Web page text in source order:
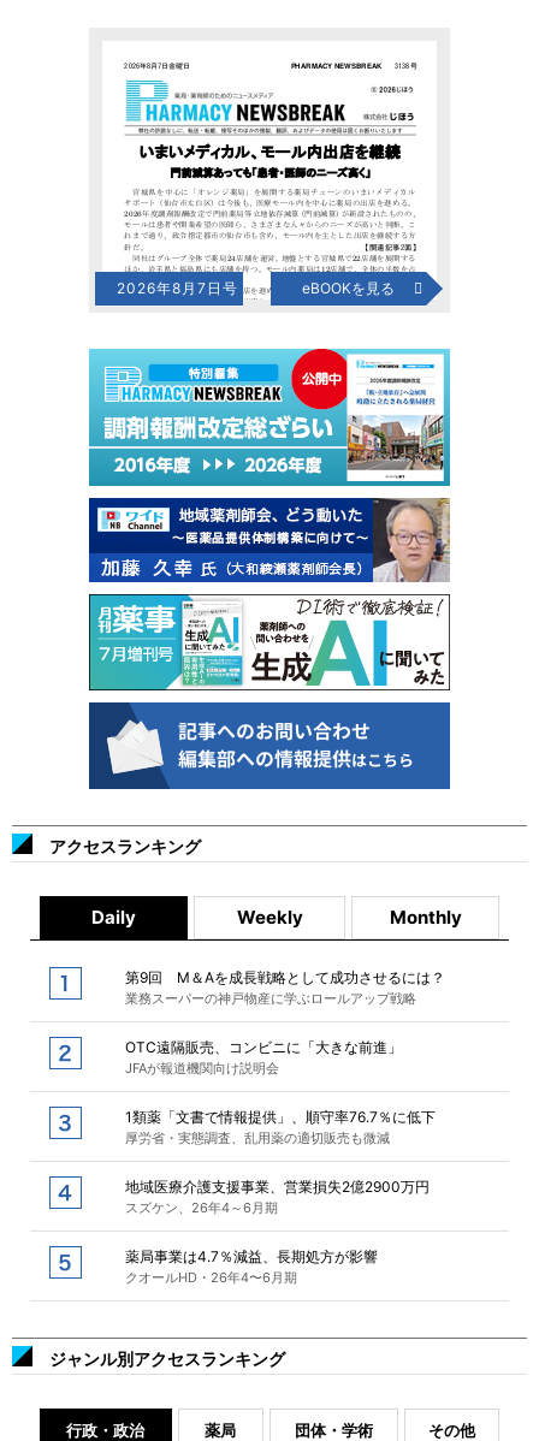
2026年8月7日号 eBOOKを見る
アクセスランキング
Daily Weekly Monthly
第9回 M＆Aを成長戦略として成功させるには？
業務スーパーの神戸物産に学ぶロールアップ戦略
OTC遠隔販売、コンビニに「大きな前進」
JFAが報道機関向け説明会
1類薬「文書で情報提供」、順守率76.7％に低下
厚労省・実態調査、乱用薬の適切販売も微減
地域医療介護支援事業、営業損失2億2900万円
スズケン、26年4～6月期
薬局事業は4.7％減益、長期処方が影響
クオールHD・26年4〜6月期
ジャンル別アクセスランキング
行政・政治 薬局 団体・学術 その他